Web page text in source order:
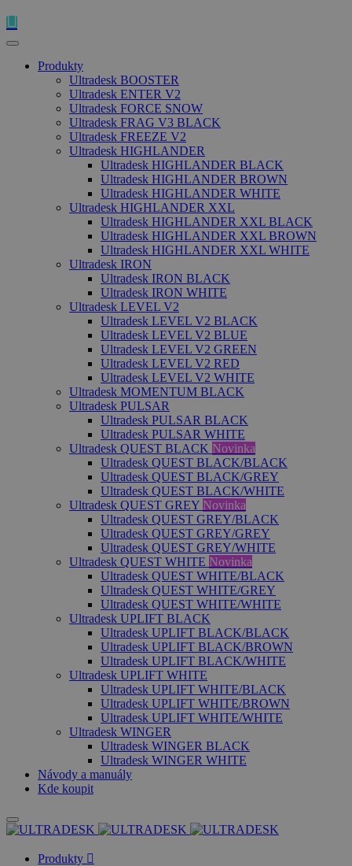
Produkty
Ultradesk BOOSTER
Ultradesk ENTER V2
Ultradesk FORCE SNOW
Ultradesk FRAG V3 BLACK
Ultradesk FREEZE V2
Ultradesk HIGHLANDER
Ultradesk HIGHLANDER BLACK
Ultradesk HIGHLANDER BROWN
Ultradesk HIGHLANDER WHITE
Ultradesk HIGHLANDER XXL
Ultradesk HIGHLANDER XXL BLACK
Ultradesk HIGHLANDER XXL BROWN
Ultradesk HIGHLANDER XXL WHITE
Ultradesk IRON
Ultradesk IRON BLACK
Ultradesk IRON WHITE
Ultradesk LEVEL V2
Ultradesk LEVEL V2 BLACK
Ultradesk LEVEL V2 BLUE
Ultradesk LEVEL V2 GREEN
Ultradesk LEVEL V2 RED
Ultradesk LEVEL V2 WHITE
Ultradesk MOMENTUM BLACK
Ultradesk PULSAR
Ultradesk PULSAR BLACK
Ultradesk PULSAR WHITE
Ultradesk QUEST BLACK Novinka
Ultradesk QUEST BLACK/BLACK
Ultradesk QUEST BLACK/GREY
Ultradesk QUEST BLACK/WHITE
Ultradesk QUEST GREY Novinka
Ultradesk QUEST GREY/BLACK
Ultradesk QUEST GREY/GREY
Ultradesk QUEST GREY/WHITE
Ultradesk QUEST WHITE Novinka
Ultradesk QUEST WHITE/BLACK
Ultradesk QUEST WHITE/GREY
Ultradesk QUEST WHITE/WHITE
Ultradesk UPLIFT BLACK
Ultradesk UPLIFT BLACK/BLACK
Ultradesk UPLIFT BLACK/BROWN
Ultradesk UPLIFT BLACK/WHITE
Ultradesk UPLIFT WHITE
Ultradesk UPLIFT WHITE/BLACK
Ultradesk UPLIFT WHITE/BROWN
Ultradesk UPLIFT WHITE/WHITE
Ultradesk WINGER
Ultradesk WINGER BLACK
Ultradesk WINGER WHITE
Návody a manuály
Kde koupit
Produkty